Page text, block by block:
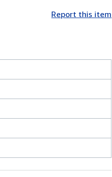
Report this item